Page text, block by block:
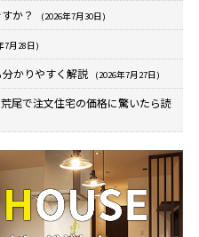
か？ (2026年7月30日)
7月28日)
かりやすく解説 (2026年7月27日)
尾で注文住宅の価格に驚いたら読